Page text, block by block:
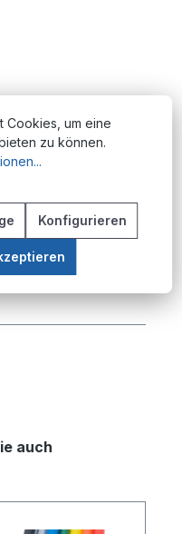
nicht verfügbar.)
Lösung für
auch
Cookies, um eine
zu können.
Konfigurieren